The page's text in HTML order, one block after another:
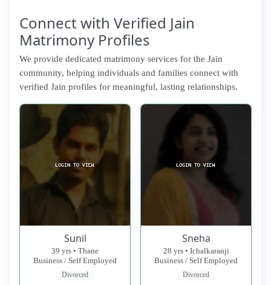
Connect with Verified Jain
Matrimony Profiles
We provide dedicated matrimony services for the Jain
community, helping individuals and families connect with
verified Jain profiles for meaningful, lasting relationships.
Sunil
39 yrs • Thane
Business / Self Employed
Divorced
Sneha
28 yrs • Ichalkaranji
Business / Self Employed
Divorced